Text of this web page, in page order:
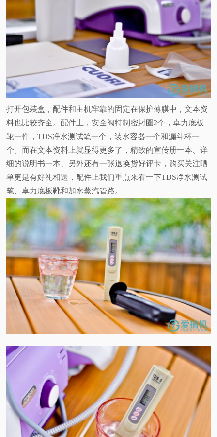
打开包装盒，配件和主机牢靠的固定在保护薄膜中，文本资
料也比较齐全。配件上，安全阀特制密封圈2个，卓力底板
靴一件，TDS净水测试笔一个，装水容器一个和漏斗杯一
个。而在文本资料上就显得更多了，精致的宣传册一本、详
细的说明书一本、另外还有一张退换货好评卡，购买关注晒
单更是有好礼相送，配件上我们重点来看一下TDS净水测试
笔、卓力底板靴和加水蒸汽管路。